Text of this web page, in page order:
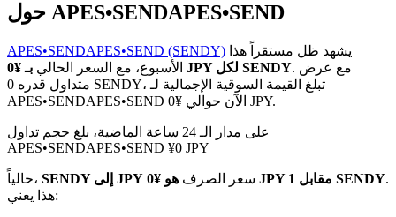
العقود الآجلة لـ COIN-M
العقود الآجلة للعملات المشفرة
TradFi
مشتقات الأسهم والعملات الأجنبية والمعادن الثمينة والسلع
حول APES•SENDAPES•SEND
APES•SENDAPES•SEND (SENDY)
الأسبوع، مع السعر الحالي
بـ ¥0 JPY لكل SENDY. مع عرض
متداول قدره 0 SENDY، تبلغ القيمة السوقية الإجمالية لـ
APES•SENDAPES•SEND الآن حوالي ¥0 JPY.
على مدار الـ 24 ساعة الماضية، بلغ حجم تداول
APES•SENDAPES•SEND ¥0 JPY
حالياً، SENDY إلى JPY سعر الصرف هو ¥0 JPY مقابل 1 SENDY.
هذا يعني: